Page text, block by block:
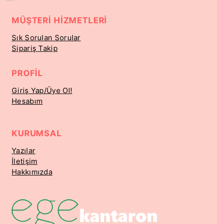
MÜŞTERI HIZMETLERI
Sık Sorulan Sorular
Sipariş Takip
PROFIL
Giriş Yap/Üye Ol!
Hesabım
KURUMSAL
Yazılar
İletişim
Hakkımızda